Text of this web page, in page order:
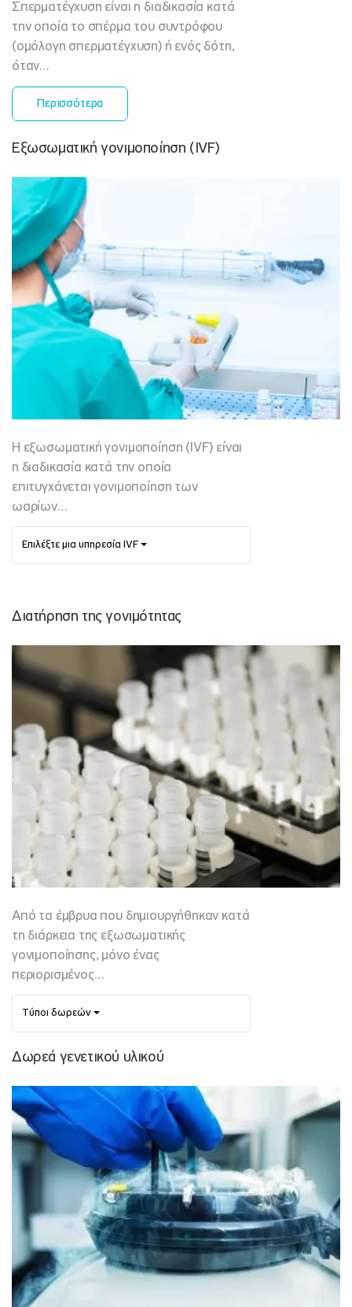
Σπερματέγχυση είναι η διαδικασία κατά
την οποία το σπέρμα του συντρόφου
(ομόλογη σπερματέγχυση) ή ενός δότη,
όταν…
Περισσότερα
Εξωσωματική γονιμοποίηση (IVF)
Η εξωσωματική γονιμοποίηση (IVF) είναι
η διαδικασία κατά την οποία
επιτυγχάνεται γονιμοποίηση των
ωαρίων…
Επιλέξτε μια υπηρεσία IVF
Διατήρηση της γονιμότητας
Από τα έμβρυα που δημιουργήθηκαν κατά
τη διάρκεια της εξωσωματικής
γονιμοποίησης, μόνο ένας
περιορισμένος…
Τύποι δωρεών
Δωρεά γενετικού υλικού